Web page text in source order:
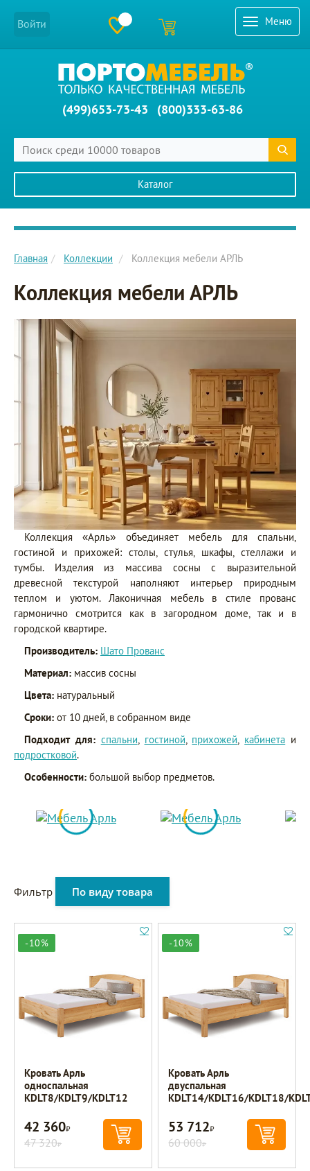
Меню
Войти
(499)653-73-43 (800)333-63-86
Каталог
Главное меню сайта
Главная Коллекции Коллекция мебели АРЛЬ
Коллекция мебели АРЛЬ
Коллекция «Арль» объединяет мебель для спальни,
гостиной и прихожей: столы, стулья, шкафы, стеллажи и
тумбы. Изделия из массива сосны с выразительной
древесной текстурой наполняют интерьер природным
теплом и уютом. Лаконичная мебель в стиле прованс
гармонично смотрится как в загородном доме, так и в
городской квартире.
Производитель: Шато Прованс
Материал: массив сосны
Цвета: натуральный
Сроки: от 10 дней, в собранном виде
Подходит для: спальни, гостиной, прихожей, кабинета и
подростковой.
Особенности: большой выбор предметов.
Фильтр По виду товара
-10%
Кровать Арль
односпальная
KDLT8/KDLT9/KDLT12
42 360Р
47 320Р
-10%
Кровать Арль
двуспальная
KDLT14/KDLT16/KDLT18/
53 712Р
60 000Р